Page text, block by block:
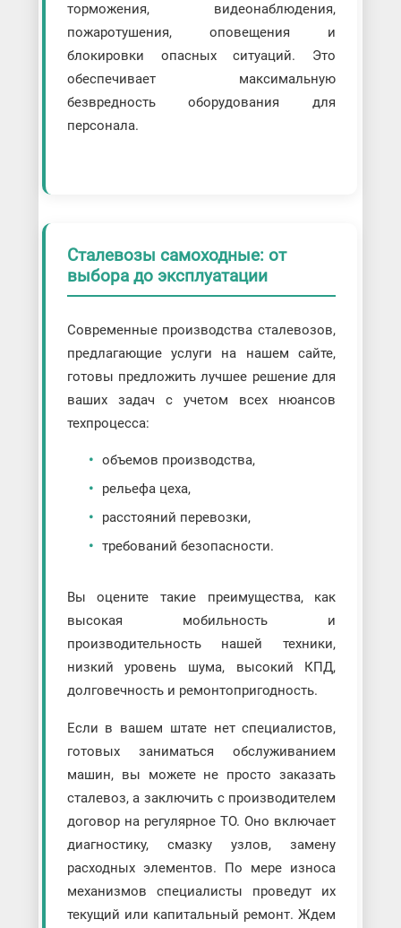
торможения, видеонаблюдения,
пожаротушения, оповещения и
блокировки опасных ситуаций. Это
обеспечивает максимальную
безвредность оборудования для
персонала.
Сталевозы самоходные: от
выбора до эксплуатации
Современные производства сталевозов,
предлагающие услуги на нашем сайте,
готовы предложить лучшее решение для
ваших задач с учетом всех нюансов
техпроцесса:
объемов производства,
рельефа цеха,
расстояний перевозки,
требований безопасности.
Вы оцените такие преимущества, как
высокая мобильность и
производительность нашей техники,
низкий уровень шума, высокий КПД,
долговечность и ремонтопригодность.
Если в вашем штате нет специалистов,
готовых заниматься обслуживанием
машин, вы можете не просто заказать
сталевоз, а заключить с производителем
договор на регулярное ТО. Оно включает
диагностику, смазку узлов, замену
расходных элементов. По мере износа
механизмов специалисты проведут их
текущий или капитальный ремонт. Ждем